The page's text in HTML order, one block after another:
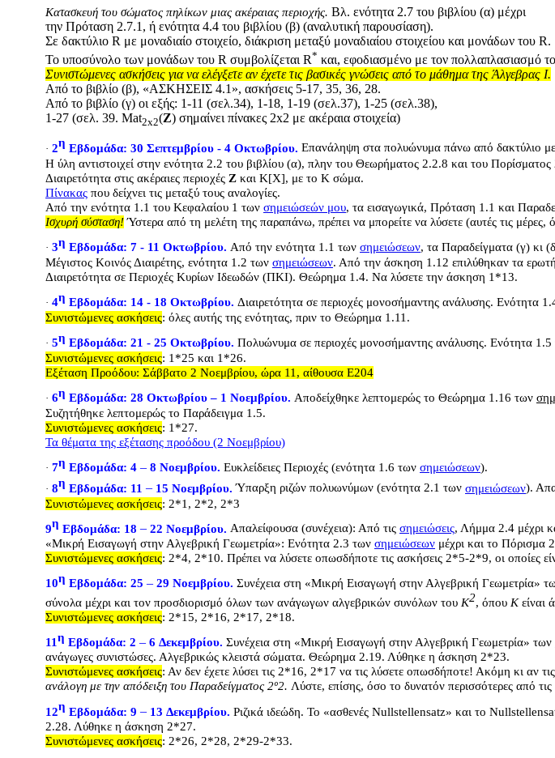
Κατασκευή του σώματος πηλίκων μιας ακέραιας περιοχής. Βλ. ενότητα 2.7 του βιβλίου (α) μέχρι
την Πρόταση 2.7.1, ή ενότητα 4.4 του βιβλίου (β) (αναλυτική παρουσίαση).
Σε δακτύλιο R με μοναδιαίο στοιχείο, διάκριση μεταξύ μοναδιαίου στοιχείου και μονάδων του R.
Το υποσύνολο των μονάδων του R συμβολίζεταιR* και, εφοδιασμένο με τον πολλαπλασιασμό
Συνιστώμενες ασκήσεις για να ελέγξετε αν έχετε τις βασικές γνώσεις από το μάθημα της Άλγεβρας Ι.
Από το βιβλίο (β), «ΑΣΚΗΣΕΙΣ 4.1», ασκήσεις 5-17, 35, 36, 28.
Από το βιβλίο (γ) οι εξής: 1-11 (σελ.34), 1-18, 1-19 (σελ.37), 1-25 (σελ.38),
1-27 (σελ. 39. Mat2x2(Z) σημαίνει πίνακες 2x2 με ακέραια στοιχεία)
· 2η Εβδομάδα: 30 Σεπτεμβρίου - 4 Οκτωβρίου. Επανάληψη στα πολυώνυμα πάνω από δακτύλιο
Η ύλη αντιστοιχεί στην ενότητα 2.2 του βιβλίου (α), πλην του Θεωρήματος 2.2.8 και του
Διαιρετότητα στις ακέραιες περιοχές Ζ και K[X], με το Κ σώμα.
Πίνακας που δείχνει τις μεταξύ τους αναλογίες.
Από την ενότητα 1.1 του Κεφαλαίου 1 των σημειώσεών μου, τα εισαγωγικά, Πρόταση 1.1 και
Ισχυρή σύσταση! Ύστερα από τη μελέτη της παραπάνω, πρέπει να μπορείτε να λύσετε (αυτές τις μέρες,
· 3η Εβδομάδα: 7 - 11 Οκτωβρίου. Από την ενότητα 1.1 των σημειώσεων, τα Παραδείγματα (γ) κι
Μέγιστος Κοινός Διαιρέτης, ενότητα 1.2 των σημειώσεων. Από την άσκηση 1.12 επιλύθηκαν τα
Διαιρετότητα σε Περιοχές Κυρίων Ιδεωδών (ΠΚΙ). Θεώρημα 1.4. Να λύσετε την άσκηση 1*13.
· 4η Εβδομάδα: 14 - 18 Οκτωβρίου. Διαιρετότητα σε περιοχές μονοσήμαντης ανάλυσης. Ενότητα
Συνιστώμενες ασκήσεις: όλες αυτής της ενότητας, πριν το Θεώρημα 1.11.
· 5η Εβδομάδα: 21 - 25 Οκτωβρίου. Πολυώνυμα σε περιοχές μονοσήμαντης ανάλυσης. Ενότητα 1.5
Συνιστώμενες ασκήσεις: 1*25 και 1*26.
Εξέταση Προόδου: Σάββατο 2 Νοεμβρίου, ώρα 11, αίθουσα Ε204
· 6η Εβδομάδα: 28 Οκτωβρίου – 1 Νοεμβρίου. Αποδείχθηκε λεπτομερώς το Θεώρημα 1.16 των
Συζητήθηκε λεπτομερώς το Παράδειγμα 1.5.
Συνιστώμενες ασκήσεις: 1*27.
Τα θέματα της εξέτασης προόδου (2 Νοεμβρίου)
· 7η Εβδομάδα: 4 – 8 Νοεμβρίου. Ευκλείδειες Περιοχές (ενότητα 1.6 των σημειώσεων).
· 8η Εβδομάδα: 11 – 15 Νοεμβρίου.Ύπαρξη ριζών πολυωνύμων (ενότητα 2.1 των σημειώσεων).
Συνιστώμενες ασκήσεις: 2*1, 2*2, 2*3
9η Εβδομάδα: 18 – 22 Νοεμβρίου. Απαλείφουσα (συνέχεια): Από τις σημειώσεις, Λήμμα 2.4 μέχρι
«Μικρή Εισαγωγή στην Αλγεβρική Γεωμετρία»: Ενότητα 2.3 των σημειώσεων μέχρι και το Πόρισμα
Συνιστώμενες ασκήσεις: 2*4, 2*10. Πρέπει να λύσετε οπωσδήποτε τις ασκήσεις 2*5-2*9, οι οποίες
10η Εβδομάδα: 25 – 29 Νοεμβρίου. Συνέχεια στη «Μικρή Εισαγωγή στην Αλγεβρική Γεωμετρία»
σύνολα μέχρι και τον προσδιορισμό όλων των ανάγωγων αλγεβρικών συνόλων του K2, όπου K είναι
Συνιστώμενες ασκήσεις: 2*15, 2*16, 2*17, 2*18.
11η Εβδομάδα: 2 – 6 Δεκεμβρίου. Συνέχεια στη «Μικρή Εισαγωγή στην Αλγεβρική Γεωμετρία» των
ανάγωγες συνιστώσες. Αλγεβρικώς κλειστά σώματα. Θεώρημα 2.19. Λύθηκε η άσκηση 2*23.
Συνιστώμενες ασκήσεις: Αν δεν έχετε λύσει τις 2*16, 2*17 να τις λύσετε οπωσδήποτε! Ακόμη κι αν τις
ανάλογη με την απόδειξη του Παραδείγματος 2º2. Λύστε, επίσης, όσο το δυνατόν περισσότερες από
12η Εβδομάδα: 9 – 13 Δεκεμβρίου. Ριζικά ιδεώδη. Το «ασθενές Nullstellensatz» και το
2.28. Λύθηκε η άσκηση 2*27.
Συνιστώμενες ασκήσεις: 2*26, 2*28, 2*29-2*33.